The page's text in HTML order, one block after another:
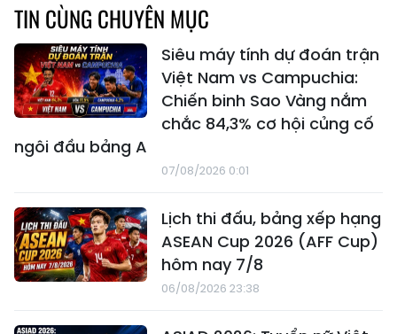
TIN CÙNG CHUYÊN MỤC
Siêu máy tính dự đoán trận
Việt Nam vs Campuchia:
Chiến binh Sao Vàng nắm
chắc 84,3% cơ hội củng cố
ngôi đầu bảng A
07/08/2026 0:01
Lịch thi đấu, bảng xếp hạng
ASEAN Cup 2026 (AFF Cup)
hôm nay 7/8
06/08/2026 23:38